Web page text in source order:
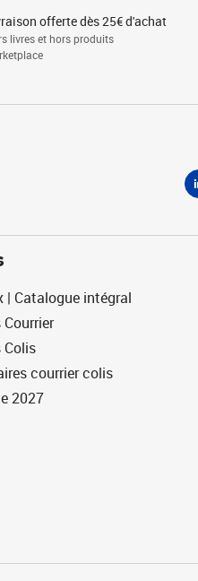
offerte dès 25€ d'achat
livres et hors produits
| Catalogue intégral
Colis
courrier colis
2027